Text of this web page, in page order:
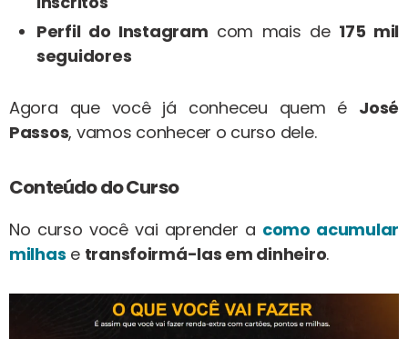
Perfil do Instagram com mais de 175 mil
seguidores
Agora que você já conheceu quem é José
Passos, vamos conhecer o curso dele.
Conteúdo do Curso
No curso você vai aprender a como acumular
milhas e transfoirmá-las em dinheiro.